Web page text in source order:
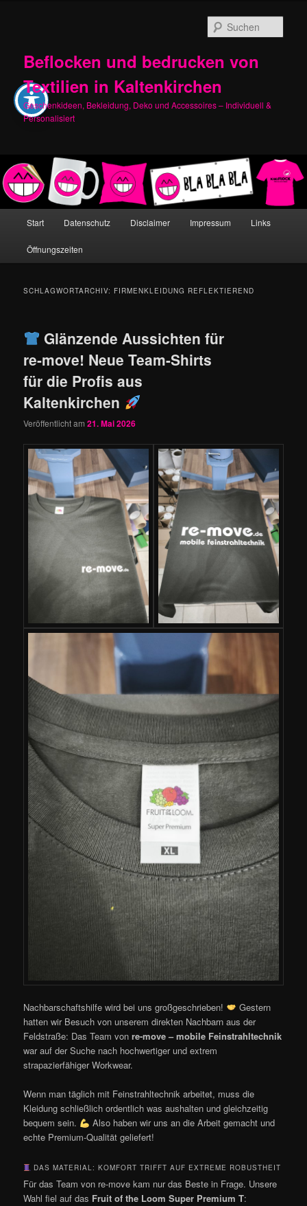
Beflocken und bedrucken von
Textilien in Kaltenkirchen
Geschenkideen, Bekleidung, Deko und Accessoires – Individuell &
Personalisiert
Start Datenschutz Disclaimer Impressum Links
Öffnungszeiten
SCHLAGWORTARCHIV: FIRMENKLEIDUNG REFLEKTIEREND
Glänzende Aussichten für
re-move! Neue Team-Shirts
für die Profis aus
Kaltenkirchen
Veröffentlicht am21. Mai 2026
Nachbarschaftshilfe wird bei uns großgeschrieben!
Gestern
hatten wir Besuch von unserem direkten Nachbarn aus der
Feldstraße: Das Team vonre-move – mobile Feinstrahltechnik
war auf der Suche nach hochwertiger und extrem
strapazierfähiger Workwear.
Wenn man täglich mit Feinstrahltechnik arbeitet, muss die
Kleidung schließlich ordentlich was aushalten und gleichzeitig
bequem sein.
Also haben wir uns an die Arbeit gemacht und
echte Premium-Qualität geliefert!
DAS MATERIAL: KOMFORT TRIFFT AUF EXTREME ROBUSTHEIT
Für das Team von re-move kam nur das Beste in Frage. Unsere
Wahl fiel auf das Fruit of the Loom Super Premium T: